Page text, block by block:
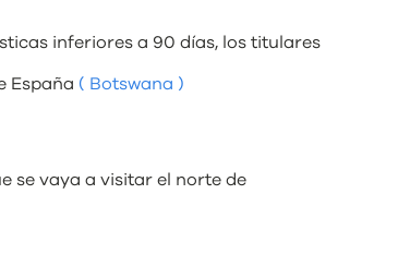
inferiores a 90 días, los titulares
España ( Botswana )
se vaya a visitar el norte de